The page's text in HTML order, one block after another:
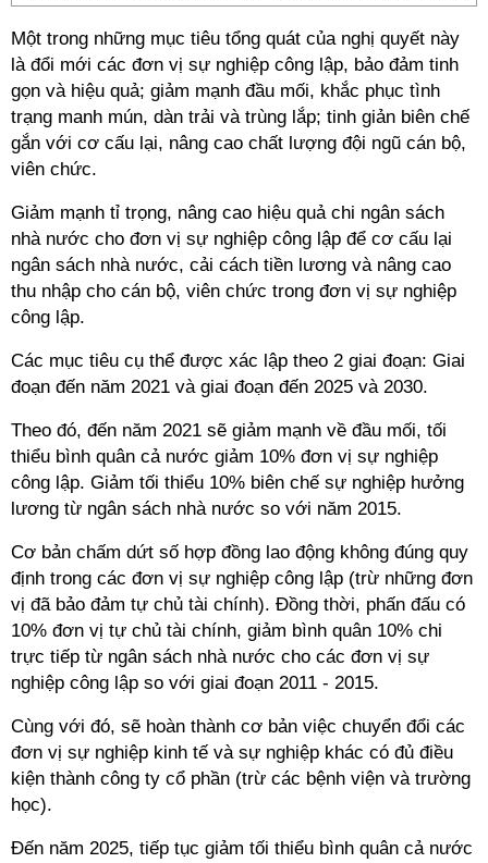
Một trong những mục tiêu tổng quát của nghị quyết này
là đổi mới các đơn vị sự nghiệp công lập, bảo đảm tinh
gọn và hiệu quả; giảm mạnh đầu mối, khắc phục tình
trạng manh mún, dàn trải và trùng lắp; tinh giản biên chế
gắn với cơ cấu lại, nâng cao chất lượng đội ngũ cán bộ,
viên chức.
Giảm mạnh tỉ trọng, nâng cao hiệu quả chi ngân sách
nhà nước cho đơn vị sự nghiệp công lập để cơ cấu lại
ngân sách nhà nước, cải cách tiền lương và nâng cao
thu nhập cho cán bộ, viên chức trong đơn vị sự nghiệp
công lập.
Các mục tiêu cụ thể được xác lập theo 2 giai đoạn: Giai
đoạn đến năm 2021 và giai đoạn đến 2025 và 2030.
Theo đó, đến năm 2021 sẽ giảm mạnh về đầu mối, tối
thiểu bình quân cả nước giảm 10% đơn vị sự nghiệp
công lập. Giảm tối thiểu 10% biên chế sự nghiệp hưởng
lương từ ngân sách nhà nước so với năm 2015.
Cơ bản chấm dứt số hợp đồng lao động không đúng quy
định trong các đơn vị sự nghiệp công lập (trừ những đơn
vị đã bảo đảm tự chủ tài chính). Đồng thời, phấn đấu có
10% đơn vị tự chủ tài chính, giảm bình quân 10% chi
trực tiếp từ ngân sách nhà nước cho các đơn vị sự
nghiệp công lập so với giai đoạn 2011 - 2015.
Cùng với đó, sẽ hoàn thành cơ bản việc chuyển đổi các
đơn vị sự nghiệp kinh tế và sự nghiệp khác có đủ điều
kiện thành công ty cổ phần (trừ các bệnh viện và trường
học).
Đến năm 2025, tiếp tục giảm tối thiểu bình quân cả nước